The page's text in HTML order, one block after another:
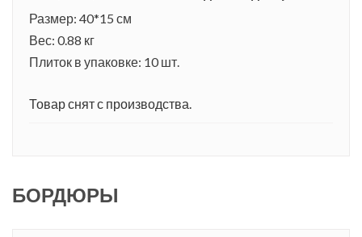
Размер: 40*15 см
Вес: 0.88 кг
Плиток в упаковке: 10 шт.
Товар снят с производства.
БОРДЮРЫ